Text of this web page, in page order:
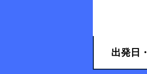
出発日・